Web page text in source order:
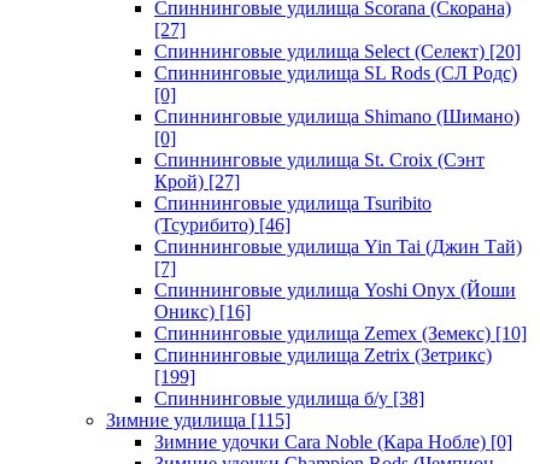
Спиннинговые удилища Scorana (Скорана)
[27]
Спиннинговые удилища Select (Селект) [20]
Спиннинговые удилища SL Rods (СЛ Родс)
[0]
Спиннинговые удилища Shimano (Шимано)
[0]
Спиннинговые удилища St. Croix (Сэнт
Крой) [27]
Спиннинговые удилища Tsuribito
(Тсурибито) [46]
Спиннинговые удилища Yin Tai (Джин Тай)
[7]
Спиннинговые удилища Yoshi Onyx (Йоши
Оникс) [16]
Спиннинговые удилища Zemex (Земекс) [10]
Спиннинговые удилища Zetrix (Зетрикс)
[199]
Спиннинговые удилища б/у [38]
Зимние удилища [115]
Зимние удочки Cara Noble (Кара Нобле) [0]